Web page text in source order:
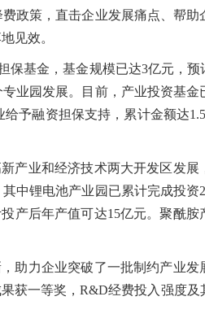
策，直击企业发展痛点、帮助
见效。
基金，基金规模已达3亿元，预
业园发展。目前，产业投资基金
予融资担保支持，累计金额达
业和经济技术两大开发区发展
中锂电池产业园已累计完成投资
产后年产值可达15亿元。聚酰胺
力企业突破了一批制约产业发
获一等奖，R&D经费投入强度及